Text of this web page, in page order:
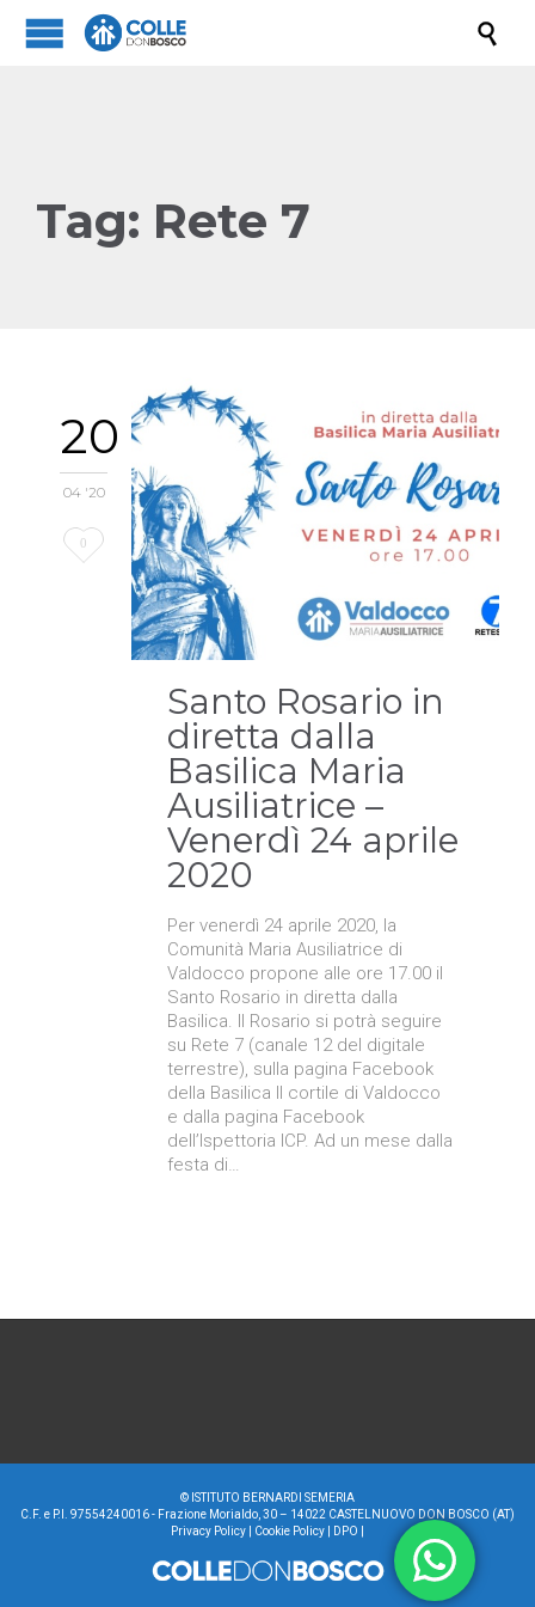

Tag: Rete 7
20
04 '20
Love
0
Santo Rosario in
diretta dalla
Basilica Maria
Ausiliatrice –
Venerdì 24 aprile
2020
Per venerdì 24 aprile 2020, la
Comunità Maria Ausiliatrice di
Valdocco propone alle ore 17.00 il
Santo Rosario in diretta dalla
Basilica. Il Rosario si potrà seguire
su Rete 7 (canale 12 del digitale
terrestre), sulla pagina Facebook
della Basilica Il cortile di Valdocco
e dalla pagina Facebook
dell’Ispettoria ICP. Ad un mese dalla
festa di…
© ISTITUTO BERNARDI SEMERIA
C.F. e P.I. 97554240016 - Frazione Morialdo, 30 – 14022 CASTELNUOVO DON BOSCO (AT)
Privacy Policy
Cookie Policy DPO